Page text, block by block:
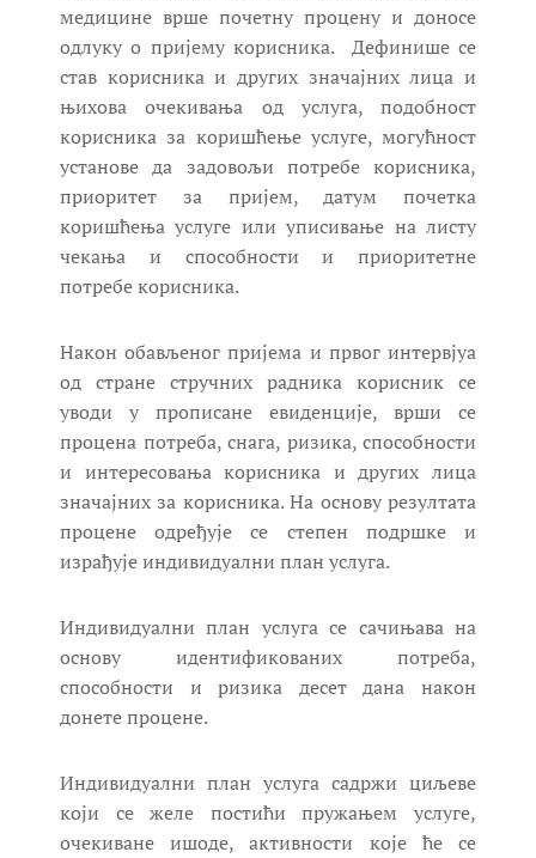
медицине врше почетну процену и доносе
одлуку о пријему корисника. Дефинише се
став корисника и других значајних лица и
њихова очекивања од услуга, подобност
корисника за коришћење услуге, могућност
установе да задовољи потребе корисника,
приоритет за пријем, датум почетка
коришћења услуге или уписивање на листу
чекања и способности и приоритетне
потребе корисника.
Након обављеног пријема и првог интервјуа
од стране стручних радника корисник се
уводи у прописане евиденције, врши се
процена потреба, снага, ризика, способности
и интересовања корисника и других лица
значајних за корисника. На основу резултата
процене одређује се степен подршке и
израђује индивидуални план услуга.
Индивидуални план услуга се сачињава на
основу идентификованих потреба,
способности и ризика десет дана након
донете процене.
Индивидуални план услуга садржи циљеве
који се желе постићи пружањем услуге,
очекиване ишоде, активности које ће се